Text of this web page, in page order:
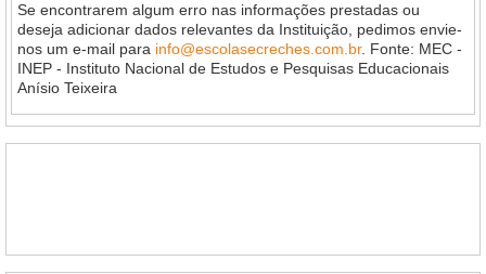
Se encontrarem algum erro nas informações prestadas ou
deseja adicionar dados relevantes da Instituição, pedimos envie-
nos um e-mail para info@escolasecreches.com.br. Fonte: MEC -
INEP - Instituto Nacional de Estudos e Pesquisas Educacionais
Anísio Teixeira